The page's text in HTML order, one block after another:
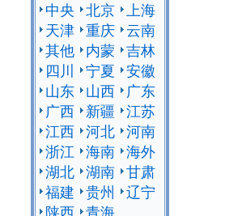
中央 北京
上海
天津 重庆 云南
其他 内蒙 吉林
四川
宁夏 安徽
山东 山西
广东
广西 新疆 江苏
江西 河北 河南
浙江 海南 海外
湖北 湖南 甘肃
福建 贵州
辽宁
陕西 青海